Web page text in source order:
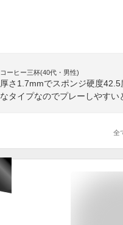
コーヒー三杯(40代・男性)
厚さ1.7mmでスポンジ硬度
なタイプなのでプレーしやすい
全